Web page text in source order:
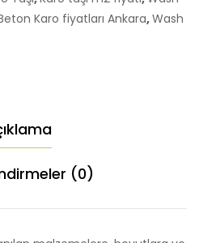
Karo fiyatları Ankara,Wash
(0)